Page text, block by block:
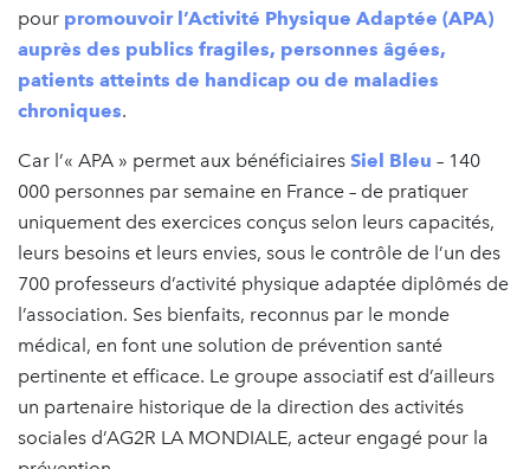
pour promouvoir l’Activité Physique Adaptée (APA)
auprès des publics fragiles, personnes âgées,
patients atteints de handicap ou de maladies
chroniques.
Car l’« APA » permet aux bénéficiaires Siel Bleu – 140
000 personnes par semaine en France – de pratiquer
uniquement des exercices conçus selon leurs capacités,
leurs besoins et leurs envies, sous le contrôle de l’un des
700 professeurs d’activité physique adaptée diplômés de
l’association. Ses bienfaits, reconnus par le monde
médical, en font une solution de prévention santé
pertinente et efficace. Le groupe associatif est d’ailleurs
un partenaire historique de la direction des activités
sociales d’AG2R LA MONDIALE, acteur engagé pour la